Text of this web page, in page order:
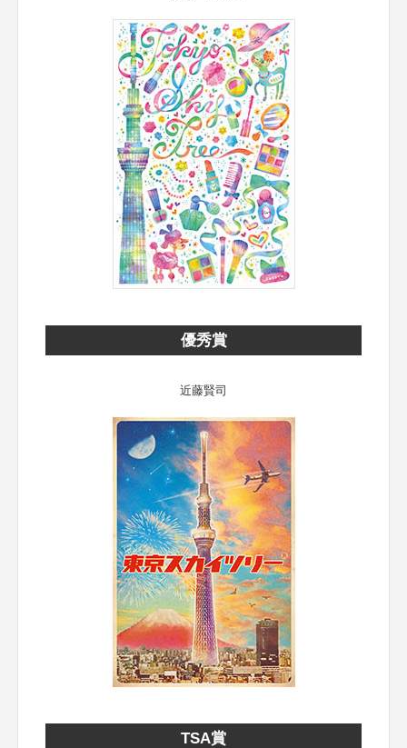
優秀賞
近藤賢司
TSA賞